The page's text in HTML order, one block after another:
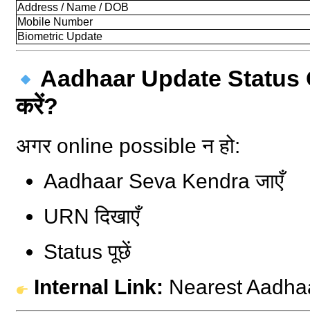
Address / Name / DOB
Mobile Number
Biometric Update
Aadhaar Update
करें?
अगर online possible न हो:
Aadhaar Seva Kendra जाएँ
URN दिखाएँ
Status पूछें
Internal Link: Nearest